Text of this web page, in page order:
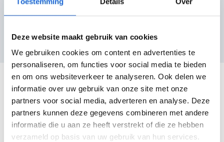
Deze website maakt gebruik van cookies
We gebruiken cookies om content en advertenties te
personaliseren, om functies voor social media te bieden
en om ons websiteverkeer te analyseren. Ook delen we
informatie over uw gebruik van onze site met onze
partners voor social media, adverteren en analyse. Deze
partners kunnen deze gegevens combineren met andere
informatie die u aan ze heeft verstrekt of die ze hebben
verzameld op basis van uw gebruik van hun services.
Reviews
Nog geen reviews